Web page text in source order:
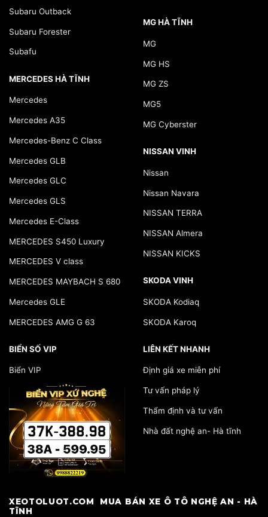
Subaru Outback
Subaru Forester
Subafu
MERCEDES HÀ TĨNH
Mercedes
Mercedes A35
Mercedes-Benz C Class
Mercedes GLB
Mercedes GLC
Mercedes GLS
Mercedes E-Class
MERCEDES S450 Luxury
MERCEDES V class
MERCEDES MAYBACH S 680
Mercedes GLE
MERCEDES AMG G 63
BIỂN SỐ VIP
Biển VIP
MG HÀ TĨNH
MG
MG HS
MG ZS
MG5
MG Cyberster
NISSAN VINH
Nissan
Nissan Navara
NISSAN TERRA
NISSAN Almera
NISSAN KICKS
SKODA VINH
SKODA Kodiaq
SKODA Karoq
LIÊN KẾT NHANH
Định giá xe miễn phí
Tư vấn pháp lý
Thẩm định và tư vấn
Nhà đất nghệ an- Hà tĩnh
​XEOTOLUOT.COM MUA BÁN XE Ô TÔ NGHỆ AN - HÀ
TĨNH